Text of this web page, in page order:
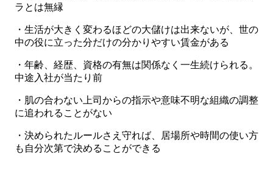
ラとは無縁
・生活が大きく変わるほどの大儲けは出来ないが、世の
中の役に立った分だけの分かりやすい賃金がある
・年齢、経歴、資格の有無は関係なく一生続けられる。
中途入社が当たり前
・肌の合わない上司からの指示や意味不明な組織の調整
に追われることがない
・決められたルールさえ守れば、居場所や時間の使い方
も自分次第で決めることができる